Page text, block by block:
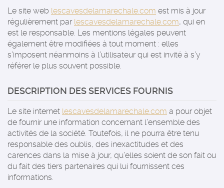
Le site web lescavesdelamarechale.com est mis à jour
régulièrement par lescavesdelamarechale.com, qui en
est le responsable. Les mentions légales peuvent
également être modifiées à tout moment : elles
s’imposent néanmoins à l’utilisateur qui est invité à s’y
référer le plus souvent possible.
DESCRIPTION DES SERVICES FOURNIS
Le site internet lescavesdelamarechale.com a pour objet
de fournir une information concernant l’ensemble des
activités de la société. Toutefois, il ne pourra être tenu
responsable des oublis, des inexactitudes et des
carences dans la mise à jour, qu’elles soient de son fait ou
du fait des tiers partenaires qui lui fournissent ces
informations.